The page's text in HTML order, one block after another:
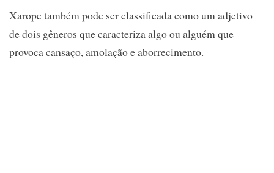
Xarope também pode ser classificada como um adjetivo
de dois gêneros que caracteriza algo ou alguém que
provoca cansaço, amolação e aborrecimento.